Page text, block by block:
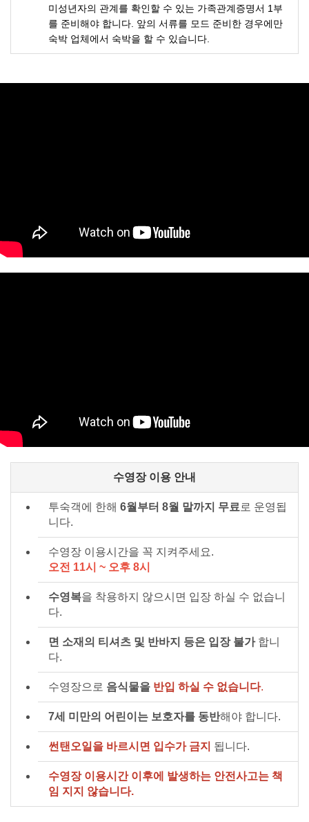
미성년자의 관계를 확인할 수 있는 가족관계증명서 1부
를 준비해야 합니다. 앞의 서류를 모드 준비한 경우에만
숙박 업체에서 숙박을 할 수 있습니다.
수영장 이용 안내
투숙객에 한해 6월부터 8월 말까지 무료 로 운영됩
니다.
수영장 이용시간을 꼭 지켜주세요.
오전 11시 ~ 오후 8시
수영복을 착용하지 않으시면 입장 하실 수 없습니
다.
면 소재의 티셔츠 및 반바지 등은 입장 불가합니
다.
수영장으로 음식물을 반입 하실 수 없습니다.
7세 미만의 어린이는 보호자를 동반해야 합니다.
썬탠오일을 바르시면 입수가 금지 됩니다.
수영장 이용시간 이후에 발생하는 안전사고는 책
임 지지 않습니다.